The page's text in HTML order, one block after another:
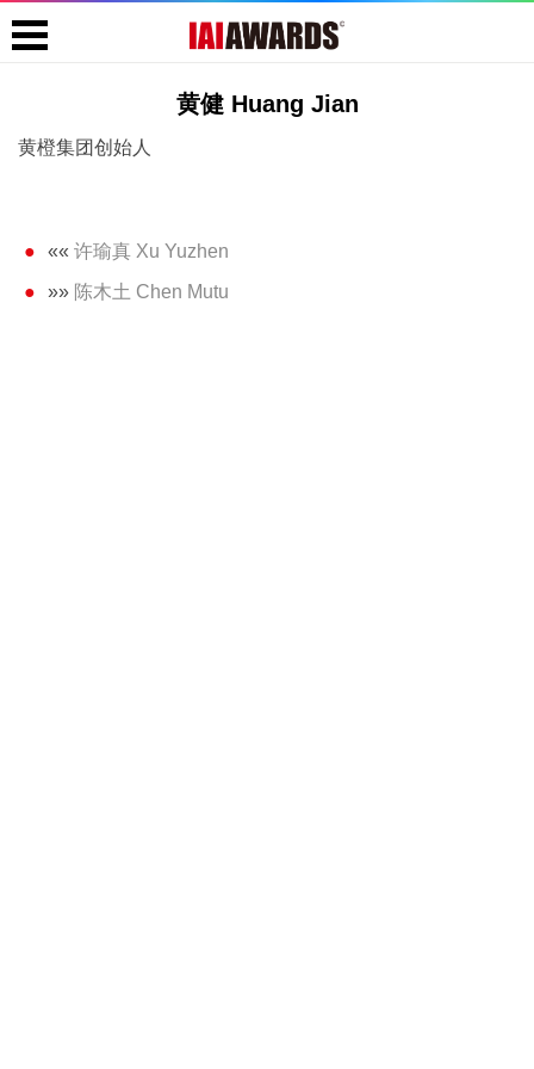
黄健 Huang Jian
黄橙集团创始人
«« 许瑜真 Xu Yuzhen
»» 陈木土 Chen Mutu